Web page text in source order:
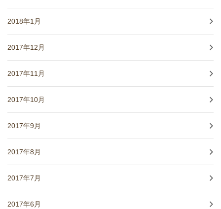
2018年1月
2017年12月
2017年11月
2017年10月
2017年9月
2017年8月
2017年7月
2017年6月